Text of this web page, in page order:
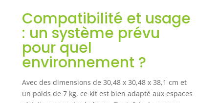
plus sain.
Conception
conviviale : notre
hydroponique
joints d'étanchéité
pour éviter les
Compatibilité et usage
: un système prévu
pour quel
environnement ?
Avec des dimensions de 30,48 x 30,48 x 38,1 cm et
un poids de 7 kg, ce kit est bien adapté aux espaces